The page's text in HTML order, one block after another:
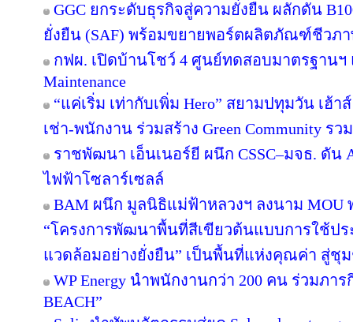
GGC ยกระดับธุรกิจสู่ความยั่งยืน ผลักดัน
ยั่งยืน (SAF) พร้อมขยายพอร์ตผลิตภัณฑ์ชีวภา
กฟผ. เปิดบ้านโชว์ 4 ศูนย์ทดสอบมาตรฐานฯ
Maintenance
“แค่เริ่ม เท่ากับเพิ่ม Hero” สยามปทุมวัน เฮ้าส์
เช่า-พนักงาน ร่วมสร้าง Green Community ร
ราชพัฒนา เอ็นเนอร์ยี ผนึก CSSC–มจธ. ดัน
ไฟฟ้าโซลาร์เซลล์
BAM ผนึก มูลนิธิแม่ฟ้าหลวงฯ ลงนาม MOU
“โครงการพัฒนาพื้นที่สีเขียวต้นแบบการใช้ป
แวดล้อมอย่างยั่งยืน” เป็นพื้นที่แห่งคุณค่า สู่ชุ
WP Energy นำพนักงานกว่า 200 คน ร่วมภาร
BEACH”